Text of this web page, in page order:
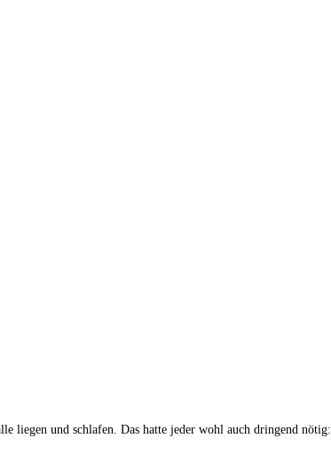
liegen und schlafen. Das hatte jeder wohl auch dringend nötig: